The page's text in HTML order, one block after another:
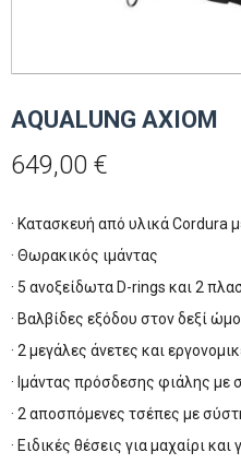
AQUALUNG AXIOM
649,00 €
· Κατασκευή από υλικά Cordura
· Θωρακικός ιμάντας
· 5 ανοξείδωτα D-rings και 2
· Βαλβίδες εξόδου στον δεξί
· 2 μεγάλες άνετες και
· Ιμάντας πρόσδεσης φιάλης με
· 2 αποσπόμενες τσέπες με
· Ειδικές θέσεις για μαχαίρι